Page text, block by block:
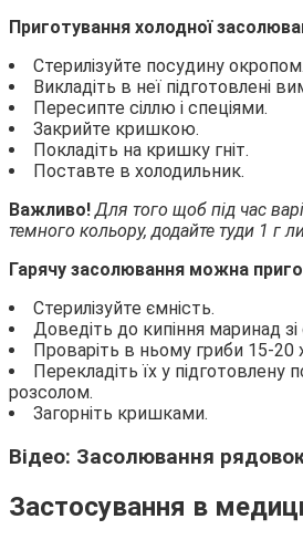
Приготування холодної
Стерилізуйте посудину окропом.
Викладіть в неї підготовлені
Пересипте сіллю і спеціями.
Закрийте кришкою.
Покладіть на кришку гніт.
Поставте в холодильник.
Важливо!Для того щоб під час
темного кольору, додайте туди 1 г
Гарячу засолювання можна
Стерилізуйте ємність.
Доведіть до кипіння маринад зі
Проваріть в ньому гриби 15-20
Перекладіть їх у підготовлену
розсолом.
Загорніть кришками.
Відео: Засолювання
Застосування в